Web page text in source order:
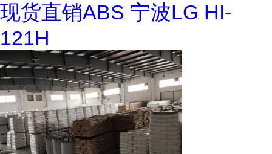
现货直销ABS 宁波LG HI-
121H